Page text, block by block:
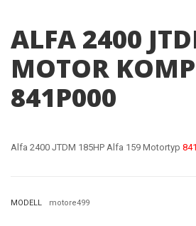
ALFA 2400
MOTOR
841P000
Alfa 2400 JTDM 185HP Alfa 159 Motortyp
MODELL motore499